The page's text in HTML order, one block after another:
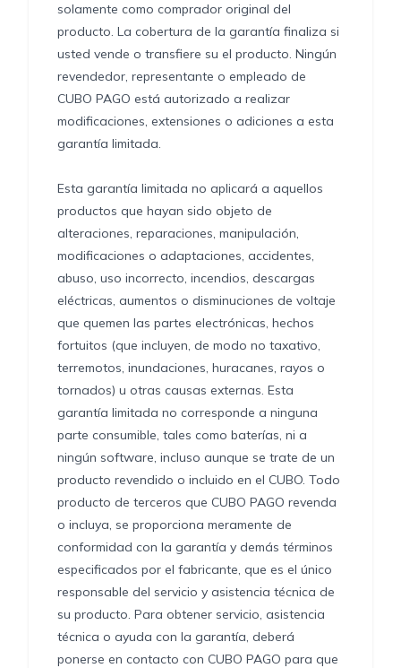
solamente como comprador original del
producto. La cobertura de la garantía finaliza si
usted vende o transfiere su el producto. Ningún
revendedor, representante o empleado de
CUBO PAGO está autorizado a realizar
modificaciones, extensiones o adiciones a esta
garantía limitada.
Esta garantía limitada no aplicará a aquellos
productos que hayan sido objeto de
alteraciones, reparaciones, manipulación,
modificaciones o adaptaciones, accidentes,
abuso, uso incorrecto, incendios, descargas
eléctricas, aumentos o disminuciones de voltaje
que quemen las partes electrónicas, hechos
fortuitos (que incluyen, de modo no taxativo,
terremotos, inundaciones, huracanes, rayos o
tornados) u otras causas externas. Esta
garantía limitada no corresponde a ninguna
parte consumible, tales como baterías, ni a
ningún software, incluso aunque se trate de un
producto revendido o incluido en el CUBO. Todo
producto de terceros que CUBO PAGO revenda
o incluya, se proporciona meramente de
conformidad con la garantía y demás términos
especificados por el fabricante, que es el único
responsable del servicio y asistencia técnica de
su producto. Para obtener servicio, asistencia
técnica o ayuda con la garantía, deberá
ponerse en contacto con CUBO PAGO para que